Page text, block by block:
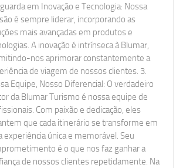
em Inovação e Tecnologia: Nossa
é sempre liderar, incorporando as
mais avançadas em produtos e
A inovação é intrínseca à Blumar,
nos aprimorar constantemente a
de viagem de nossos clientes. 3.
Equipe, Nosso Diferencial: O verdadeiro
da Blumar Turismo é nossa equipe de
Com paixão e dedicação, eles
que cada itinerário se transforme em
experiência única e memorável. Seu
é o que nos faz ganhar a
de nossos clientes repetidamente. Na